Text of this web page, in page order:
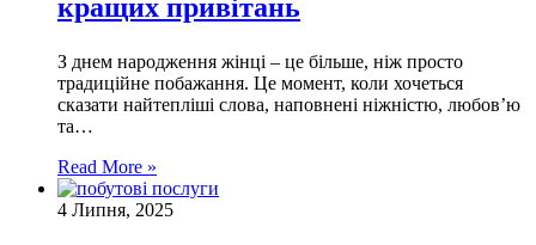
З днем народження жінці – це більше, ніж просто
традиційне побажання. Це момент, коли хочеться
сказати найтепліші слова, наповнені ніжністю, любов’ю
та…
Read More »
4 Липня, 2025